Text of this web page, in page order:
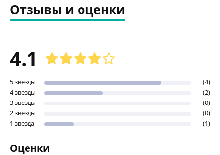
Отзывы и оценки
4.1
5 звезды
(4)
4 звезды
(2)
3 звезды
(0)
2 звезды
(0)
1 звезда
(1)
Оценки